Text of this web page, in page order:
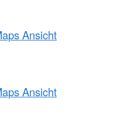
Ansicht
Ansicht